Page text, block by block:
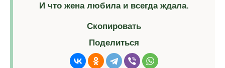
И что жена любила и всегда ждала.
Скопировать
Поделиться